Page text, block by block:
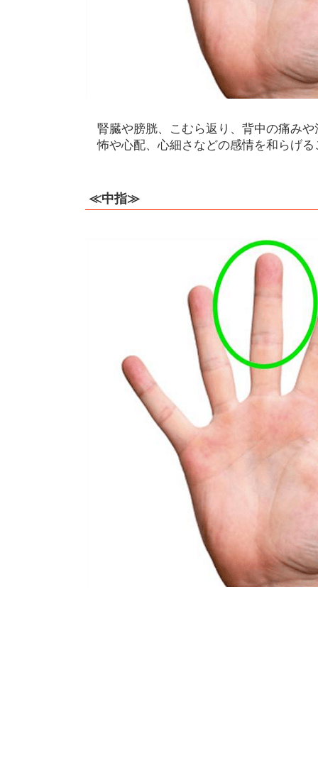
腎臓や膀胱、こむら返り、背中の痛み
怖や心配、心細さなどの感情を和らげ
≪中指≫